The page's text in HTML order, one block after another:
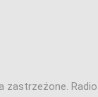
zastrzeżone.